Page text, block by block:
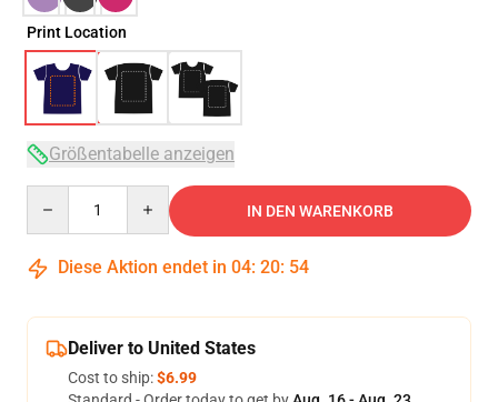
Print Location
Größentabelle anzeigen
IN DEN WARENKORB
Diese Aktion endet in 04: 20: 54
Deliver to United States
Cost to ship:$6.99